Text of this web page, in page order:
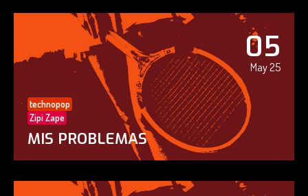
05
May 25
technopop
Zipi Zape
MIS PROBLEMAS